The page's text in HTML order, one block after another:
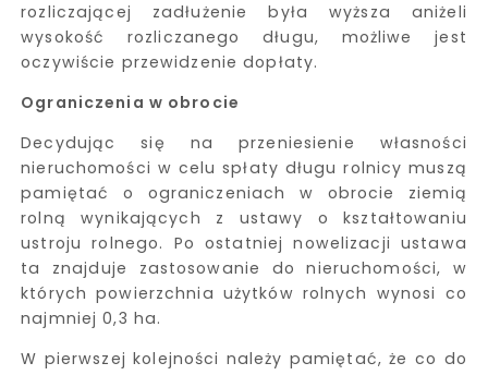
rozliczającej zadłużenie była wyższa aniżeli
wysokość rozliczanego długu, możliwe jest
oczywiście przewidzenie dopłaty.
Ograniczenia w obrocie
Decydując się na przeniesienie własności
nieruchomości w celu spłaty długu rolnicy muszą
pamiętać o ograniczeniach w obrocie ziemią
rolną wynikających z ustawy o kształtowaniu
ustroju rolnego. Po ostatniej nowelizacji ustawa
ta znajduje zastosowanie do nieruchomości, w
których powierzchnia użytków rolnych wynosi co
najmniej 0,3 ha.
W pierwszej kolejności należy pamiętać, że co do